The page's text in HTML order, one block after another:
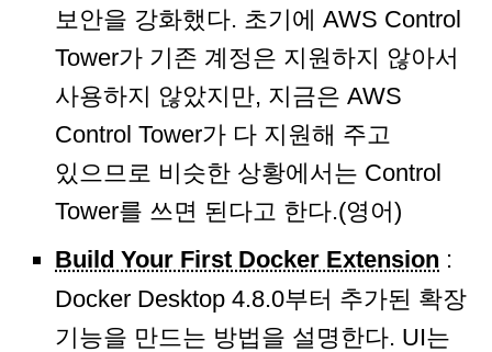
보안을 강화했다. 초기에 AWS Control
Tower가 기존 계정은 지원하지 않아서
사용하지 않았지만, 지금은 AWS
Control Tower가 다 지원해 주고
있으므로 비슷한 상황에서는 Control
Tower를 쓰면 된다고 한다.(영어)
Build Your First Docker Extension :
Docker Desktop 4.8.0부터 추가된 확장
기능을 만드는 방법을 설명한다. UI는